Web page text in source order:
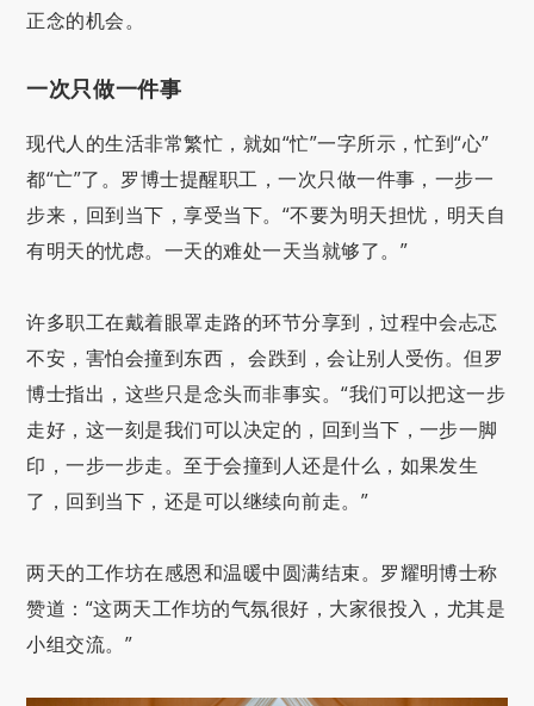
正念的机会。
一次只做一件事
现代人的生活非常繁忙，就如“忙”一字所示，忙到“心”
都“亡”了。罗博士提醒职工，一次只做一件事，一步一
步来，回到当下，享受当下。“不要为明天担忧，明天自
有明天的忧虑。一天的难处一天当就够了。”
许多职工在戴着眼罩走路的环节分享到，过程中会忐忑
不安，害怕会撞到东西， 会跌到，会让别人受伤。但罗
博士指出，这些只是念头而非事实。“我们可以把这一步
走好，这一刻是我们可以决定的，回到当下，一步一脚
印，一步一步走。至于会撞到人还是什么，如果发生
了，回到当下，还是可以继续向前走。”
两天的工作坊在感恩和温暖中圆满结束。罗耀明博士称
赞道：“这两天工作坊的气氛很好，大家很投入，尤其是
小组交流。”